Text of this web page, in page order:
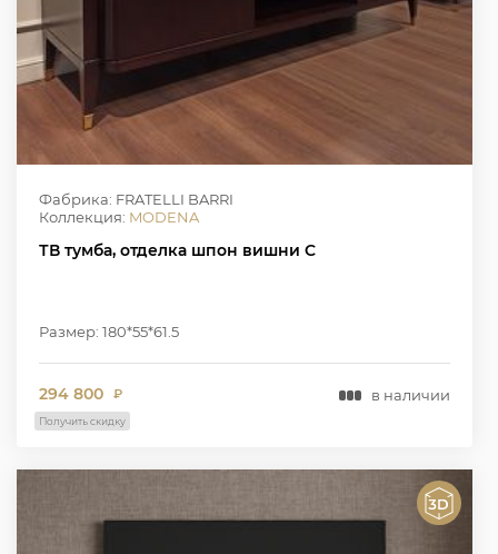
Фабрика: FRATELLI BARRI
Коллекция: MODENA
ТВ тумба, отделка шпон вишни C
Размер: 180*55*61.5
294 800 ₽ в наличии
Получить скидку